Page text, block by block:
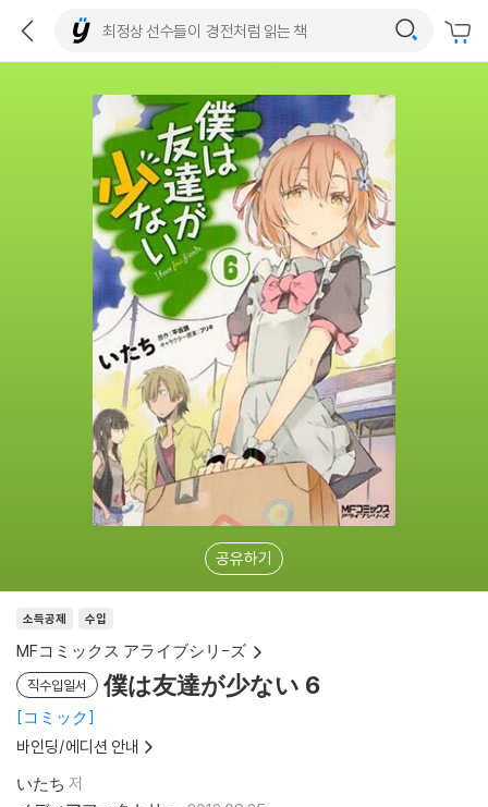
공유하기
소득공제 수입
MFコミックス アライブシリ-ズ
직수입일서 僕は友達が少ない 6
コミック
바인딩/에디션 안내
いたち 저